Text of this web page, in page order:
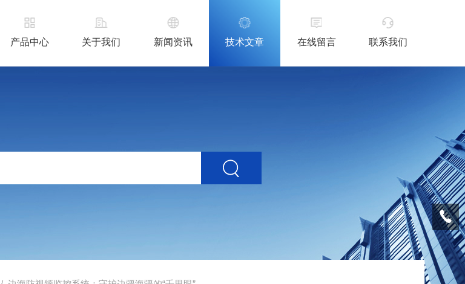
产品中心 关于我们 新闻资讯 技术文章 在线留言 联系我们